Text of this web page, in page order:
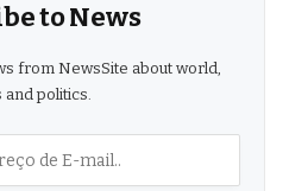
to News
from NewsSite about world,
and politics.